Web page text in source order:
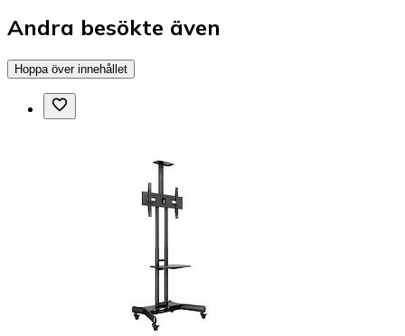
Andra besökte även
Hoppa över innehållet